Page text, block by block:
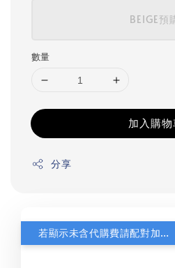
BEIGE預
數量
加入購物
分享
若顯示未含代購費請配對加購(未加購視同無效訂單)